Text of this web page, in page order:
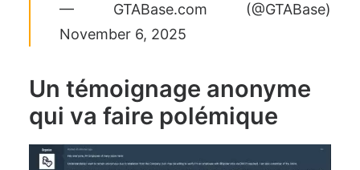
— GTABase.com (@GTABase)
November 6, 2025
Un témoignage anonyme
qui va faire polémique